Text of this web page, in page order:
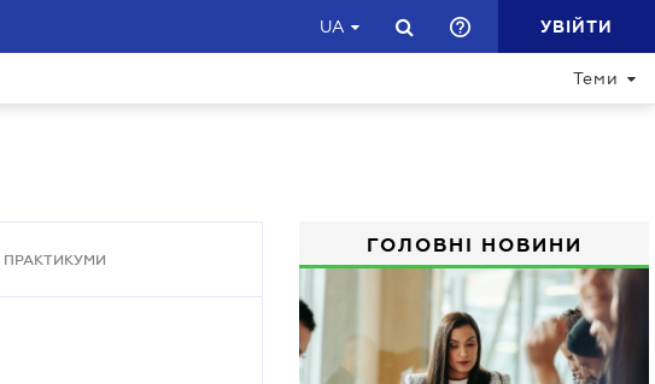
UA УВІЙТИ
Теми
ПРАКТИКУМИ
ГОЛОВНІ НОВИНИ